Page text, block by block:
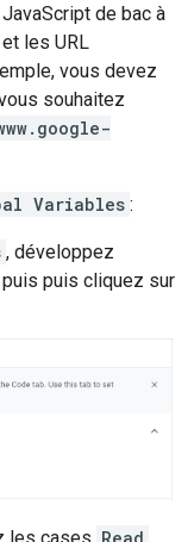
de bac à
les URL
vous devez
souhaitez
Variables :
, développez
puis puis cliquez sur